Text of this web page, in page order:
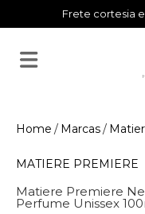
Frete cortesia
Marcas
MATIERE PREMIERE
Matiere Premiere
Perfume Unissex